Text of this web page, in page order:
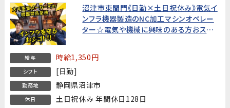
沼津市東間門《日勤×土日祝休み》電気イ
ンフラ機器製造のNC加工マシンオペレー
ター☆電気や機械に興味のある方おスス
給与 時給1,350円
シフト [日勤]
勤務地 静岡県沼津市
休日 土日祝休み 年間休日128日